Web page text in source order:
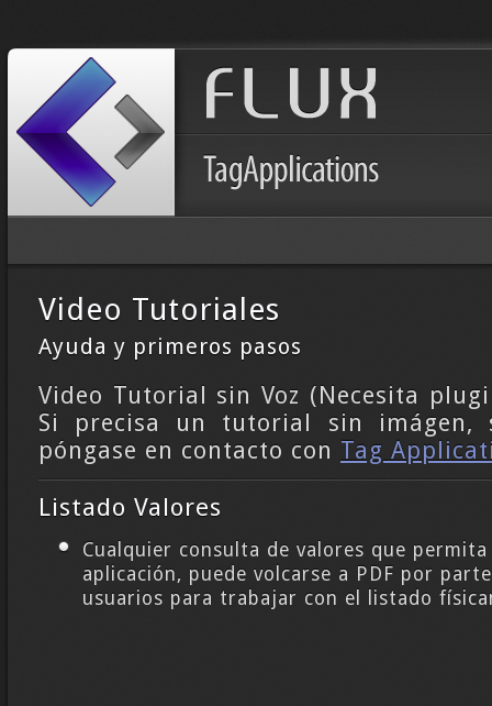
Video Tutoriales
Ayuda y primeros pasos
Video Tutorial sin Voz (Necesita
Si precisa un tutorial sin imágen,
póngase en contacto con Tag
Listado Valores
Cualquier consulta de valores que permita
aplicación, puede volcarse a PDF por
usuarios para trabajar con el listado